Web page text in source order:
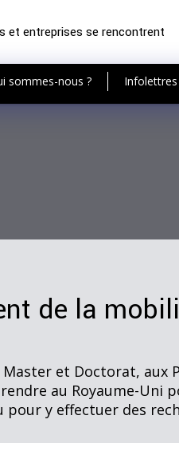
et entreprises se rencontrent
sommes-nous ? Infolettres
de la
et Doctorat, aux
au Royaume-Uni
y effectuer des